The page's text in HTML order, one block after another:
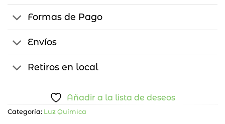
Formas de Pago
Envíos
Retiros en local
Añadir a la lista de deseos
Categoría: Luz Química